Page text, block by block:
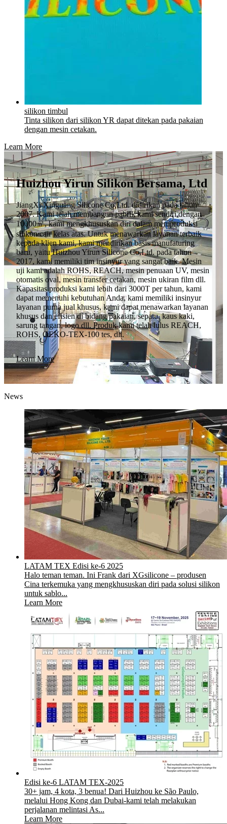
silikon timbul
Tinta silikon dari silikon YR dapat ditekan pada pakaian
dengan mesin cetakan.
Learn More
Huizhou Yirun Silikon Bersama, Ltd
JiangXi Xinguang Silicone Co,Ltd. didirikan pada tahun
2007. Kami telah membangun pabrik kami sendiri dengan
10000㎡, kami mengkhususkan diri dalam memproduksi
silikon cair kelas atas. Untuk menawarkan layanan terbaik
kepada klien kami, kami mendirikan basis manufaturing
baru, yaitu Huizhou Yirun Silicone Co,Ltd. pada tahun
2017, kami memiliki tim insinyur yang sangat baik. Mesin
uji kami adalah ROHS, REACH, mesin penuaan UV, mesin
otomatis oval, mesin transfer cetakan, mesin ukiran film dll.
Kapasitas produksi kami lebih dari 3000T per tahun, kami
dapat memenuhi kebutuhan Anda, kami memiliki insinyur
layanan purna jual khusus, kami dapat menawarkan layanan
khusus dan efisien di bidang pakaian, sepatu, kaus kaki,
sarung tangan, logo dll. Produk kami telah lulus REACH,
ROHS, OEKO-TEX-100 tes, dll.
Learn More
News
LATAM TEX Edisi ke-6 2025
Halo teman teman. Ini Frank dari XGsilicone – produsen
Cina terkemuka yang mengkhususkan diri pada solusi silikon
untuk sablo...
Learn More
Edisi ke-6 LATAM TEX-2025
30+ jam, 4 kota, 3 benua! Dari Huizhou ke São Paulo,
melalui Hong Kong dan Dubai-kami telah melakukan
perjalanan melintasi As...
Learn More